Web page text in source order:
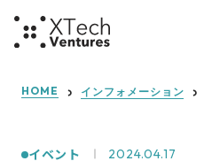
HOME インフォメーション
イベント 2024.04.17